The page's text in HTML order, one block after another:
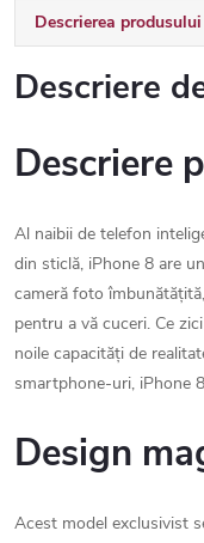
Descrierea produsului
Descriere
Descriere
Al naibii de telefon
din sticlă, iPhone 8 are
cameră foto
pentru a vă cuceri. Ce
noile capacități de
smartphone-uri, iPhone
Design
Acest model exclusivist